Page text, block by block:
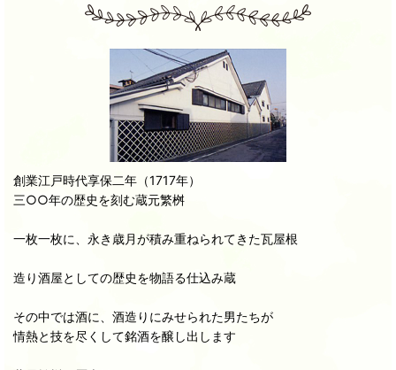
創業江戸時代享保二年（1717年）
三○○年の歴史を刻む蔵元繁桝
一枚一枚に、永き歳月が積み重ねられてきた瓦屋根
造り酒屋としての歴史を物語る仕込み蔵
その中では酒に、酒造りにみせられた男たちが
情熱と技を尽くして銘酒を醸し出します